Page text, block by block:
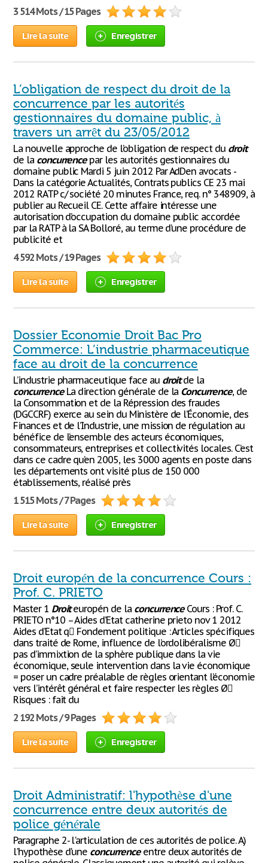
3 514 Mots / 15 Pages
Lire la suite Enregistrer
L’obligation de respect du droit de la
concurrence par les autorités
gestionnaires du domaine public, à
travers un arrêt du 23/05/2012
La nouvelle approche de l’obligation de respect du droit
de la concurrencepar les autorités gestionnaires du
domaine public Mardi 5 juin 2012 Par AdDen avocats -
Dans la catégorie Actualités, Contrats publics CE 23 mai
2012 RATP c/ société 20 minutes France, req. n° 348909, à
publier au Recueil CE. Cette affaire intéresse une
autorisation d’occupation du domaine public accordée
par la RATP à la SA Bolloré, au terme d’une procédure de
publicité et
4 592 Mots / 19 Pages
Lire la suite Enregistrer
Dossier Economie Droit Bac Pro
Commerce: L’industrie pharmaceutique
face au droit de la concurrence
L’industrie pharmaceutique face au droitde la
concurrenceLa direction générale de la Concurrence, de
la Consommation et de la Répression des fraudes
(DGCCRF) exerce au sein du Ministère de l’Économie, des
Finances et de l’Industrie, une mission de régulation au
bénéfice de l’ensemble des acteurs économiques,
consommateurs, entreprises et collectivités locales. C’est
dans ce cadre qu’en 2005, les 3000 agents en poste dans
les départements ont visité plus de 150 000
établissements, réalisé près
1 515 Mots / 7 Pages
Lire la suite Enregistrer
Droit europén de la concurrence Cours :
Prof. C. PRIETO
Master 1 Droiteuropén de la concurrenceCours : Prof. C.
PRIETO n°10 – Aides d’Etat catherine prieto nov 1 2012
Aides d’Etat q Fondement politique : Articles spécifiques
dans traité de Rome, influence de l’ordolibéralisme Ø
pas d’immixtion de la sphère publique dans la vie
économique, seule intervention dans la vie économique
= poser un cadre préalable de règles orientant l’économie
vers l’intérêt général et faire respecter les règles Ø
Risques : fait du
2 192 Mots / 9 Pages
Lire la suite Enregistrer
Droit Administratif: l'hypothèse d'une
concurrence entre deux autorités de
police générale
Paragraphe 2- l'articulation de ces autorités de police. A)
l'hypothèse d'une concurrenceentre deux autorités de